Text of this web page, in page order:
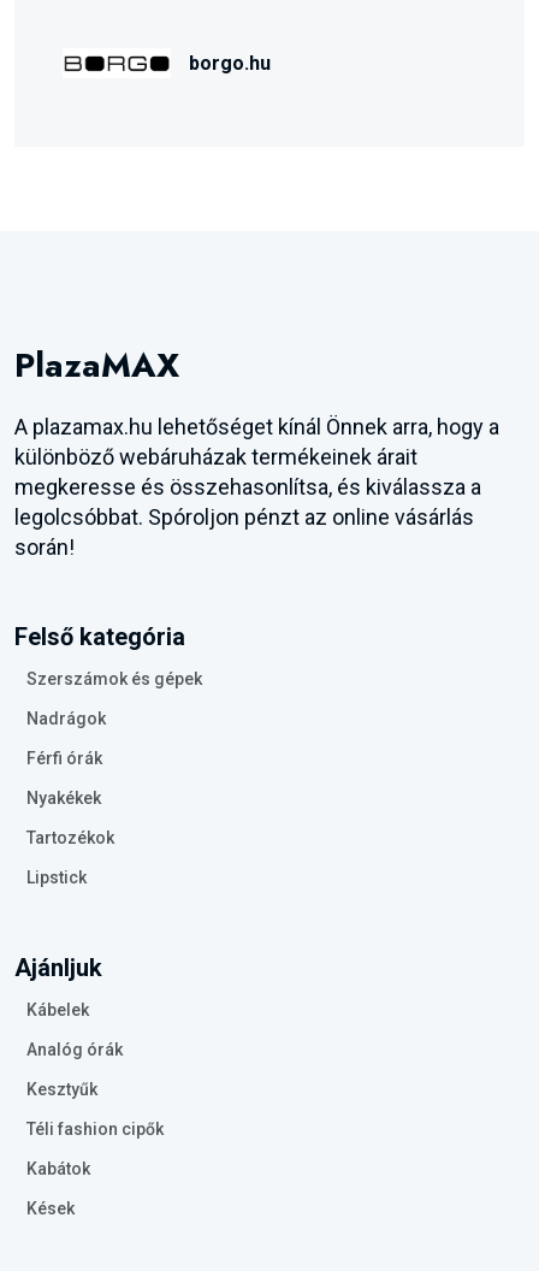
borgo.hu
PlazaMAX
A plazamax.hu lehetőséget kínál Önnek arra, hogy a
különböző webáruházak termékeinek árait
megkeresse és összehasonlítsa, és kiválassza a
legolcsóbbat. Spóroljon pénzt az online vásárlás
során!
Felső kategória
Szerszámok és gépek
Nadrágok
Férfi órák
Nyakékek
Tartozékok
Lipstick
Ajánljuk
Kábelek
Analóg órák
Kesztyűk
Téli fashion cipők
Kabátok
Kések